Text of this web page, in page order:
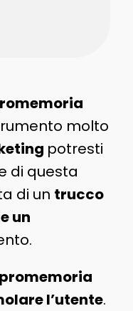
molto
potresti
di questa
di un trucco
un
l’utente.